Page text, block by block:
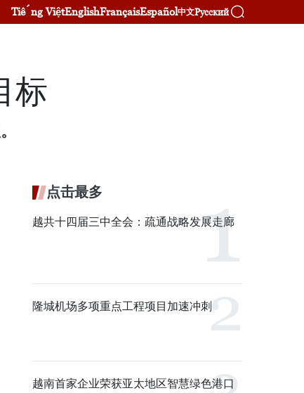
Tiếng ViệtEnglishFrançaisEspañol中文Русский
标
点击最多
越共十四届三中全会：疏通战略发展走廊
隆城机场多项重点工程项目加速冲刺
越南首家企业荣获亚太地区智慧绿色港口